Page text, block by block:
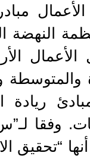
النهضة
ريادة
وفقا
“تحقيق